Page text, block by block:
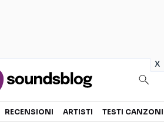
x
RECENSIONI ARTISTI TESTI CANZONI